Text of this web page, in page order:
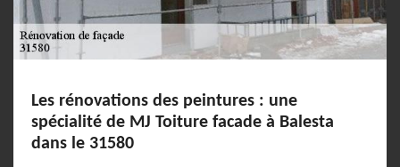
Les rénovations des peintures : une
spécialité de MJ Toiture facade à Balesta
dans le 31580